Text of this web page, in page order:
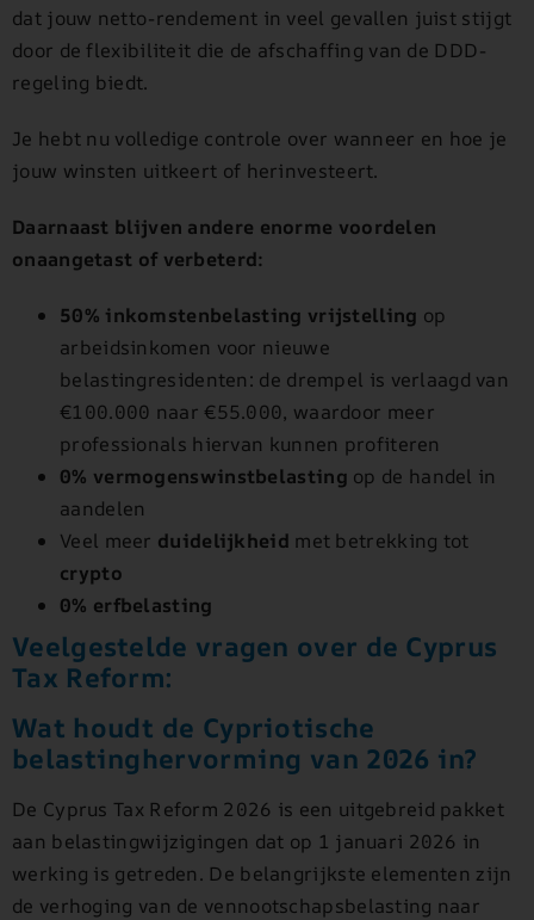
dat jouw netto-rendement in veel gevallen juist stijgt
door de flexibiliteit die de afschaffing van de DDD-
regeling biedt.
Je hebt nu volledige controle over wanneer en hoe je
jouw winsten uitkeert of herinvesteert.
Daarnaast blijven andere enorme voordelen
onaangetast of verbeterd:
50% inkomstenbelasting vrijstelling op
arbeidsinkomen voor nieuwe
belastingresidenten: de drempel is verlaagd van
€100.000 naar €55.000, waardoor meer
professionals hiervan kunnen profiteren
0% vermogenswinstbelasting op de handel in
aandelen
Veel meer duidelijkheid met betrekking tot
crypto
0% erfbelasting
Veelgestelde vragen over de Cyprus
Tax Reform:
Wat houdt de Cypriotische
belastinghervorming van 2026 in?
De Cyprus Tax Reform 2026 is een uitgebreid pakket
aan belastingwijzigingen dat op 1 januari 2026 in
werking is getreden. De belangrijkste elementen zijn
de verhoging van de vennootschapsbelasting naar